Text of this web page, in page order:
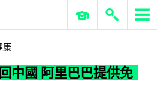
ERP 與商業 AI
康
中國 阿里巴巴提供免